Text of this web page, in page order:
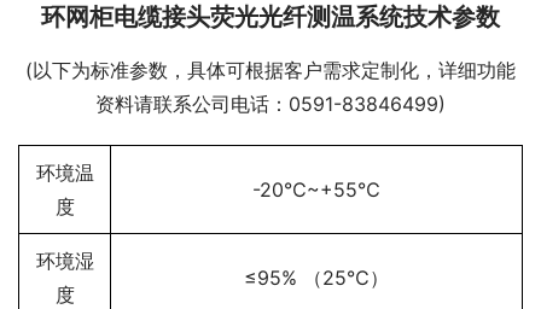
环网柜电缆接头荧光光纤测温系统技术参数
(以下为标准参数，具体可根据客户需求定制化，详细功能
资料请联系公司电话：0591-83846499)
环境温
度
-20℃~+55℃
环境湿
度
≤95% （25℃）